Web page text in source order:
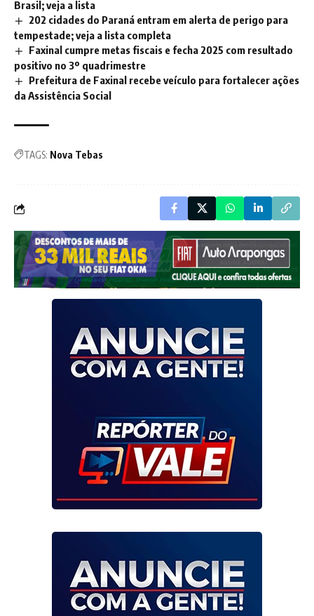
Brasil; veja a lista
202 cidades do Paraná entram em alerta de perigo para
tempestade; veja a lista completa
Faxinal cumpre metas fiscais e fecha 2025 com resultado
positivo no 3º quadrimestre
Prefeitura de Faxinal recebe veículo para fortalecer ações
da Assistência Social
TAGS: Nova Tebas